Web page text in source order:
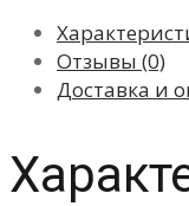
Отзывы (0)
Доставка и